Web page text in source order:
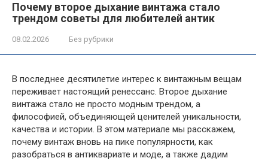
Почему второе дыхание винтажа стало
трендом советы для любителей антик
08.02.2026 Без рубрики
В последнее десятилетие интерес к винтажным вещам
переживает настоящий ренессанс. Второе дыхание
винтажа стало не просто модным трендом, а
философией, объединяющей ценителей уникальности,
качества и истории. В этом материале мы расскажем,
почему винтаж вновь на пике популярности, как
разобраться в антиквариате и моде, а также дадим